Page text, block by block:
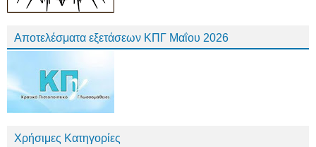
Αποτελέσματα εξετάσεων ΚΠΓ Μαΐου 2026
Χρήσιμες Κατηγορίες